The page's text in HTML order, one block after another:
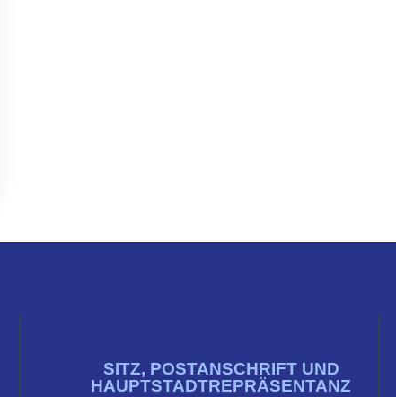
SITZ, POSTANSCHRIFT UND
HAUPTSTADTREPRÄSENTANZ